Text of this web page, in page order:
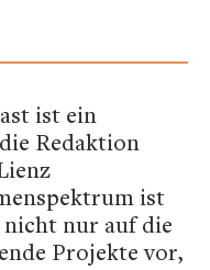
ist ein
Redaktion
ist
nur auf die
Projekte vor,